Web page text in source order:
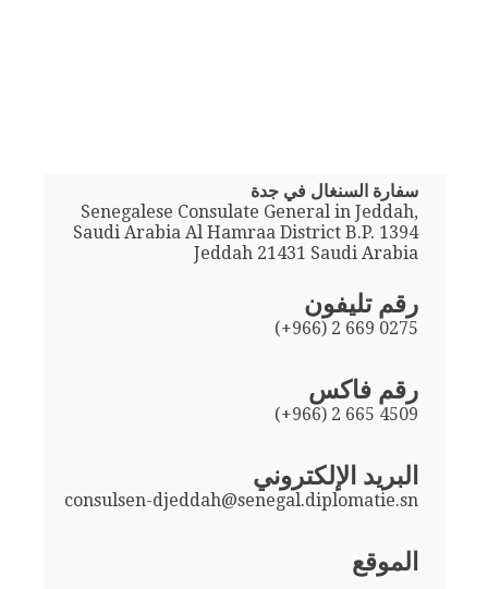
سفارة السنغال في جدة
Senegalese Consulate General in Jeddah,
Saudi Arabia Al Hamraa District B.P. 1394
Jeddah 21431 Saudi Arabia
رقم تليفون
(+966) 2 669 0275
رقم فاكس
(+966) 2 665 4509
البريد الإلكتروني
consulsen-djeddah@senegal.diplomatie.sn
الموقع